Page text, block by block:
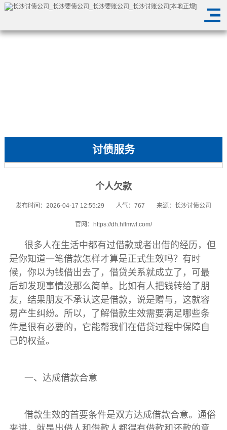
讨债服务
个人欠款
发布时间：2026-04-17 12:55:29 人气：767 来源：长沙讨债公司
官网：https://dh.hflmwl.com/
很多人在生活中都有过借款或者出借的经历，但
是你知道一笔借款怎样才算是正式生效吗？有时
候，你以为钱借出去了，借贷关系就成立了，可最
后却发现事情没那么简单。比如有人把钱转给了朋
友，结果朋友不承认这是借款，说是赠与，这就容
易产生纠纷。所以，了解借款生效需要满足哪些条
件是很有必要的，它能帮我们在借贷过程中保障自
己的权益。
一、达成借款合意
借款生效的首要条件是双方达成借款合意。通俗